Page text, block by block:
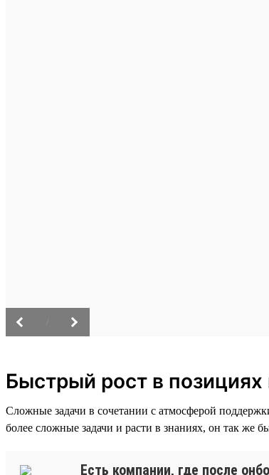
Быстрый рост в позициях
Сложные задачи в сочетании с атмосферой
более сложные задачи и расти в знаниях, он так же
Есть компании, где после